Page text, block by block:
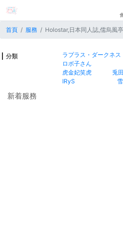
首頁 服務 Holostar,日本同人誌,儒烏風
分類 ラプラス・ダークネス
ロボ子さん
虎金妃笑虎
兎
IRyS
新着服務